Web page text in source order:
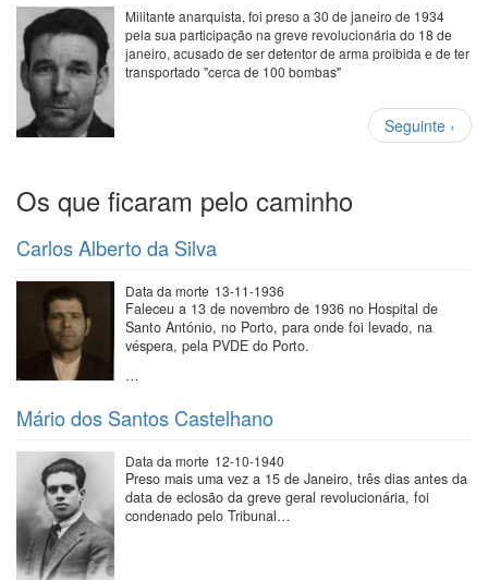
Militante anarquista, foi preso a 30 de janeiro de 1934
pela sua participação na greve revolucionária do 18 de
janeiro, acusado de ser detentor de arma proibida e de ter
transportado "cerca de 100 bombas"
Paginação
Próxima
página
Seguinte ›
Os que ficaram pelo caminho
Carlos Alberto da Silva
Data da morte 13-11-1936
Faleceu a 13 de novembro de 1936 no Hospital de
Santo António, no Porto, para onde foi levado, na
véspera, pela PVDE do Porto.
…
Mário dos Santos Castelhano
Data da morte 12-10-1940
Preso mais uma vez a 15 de Janeiro, três dias antes da
data de eclosão da greve geral revolucionária, foi
condenado pelo Tribunal…